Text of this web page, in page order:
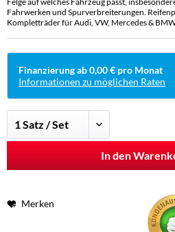
Fahrwerken und Spurverbreiterungen.
Kompletträder für Audi, VW, Mercedes &
Finanzierung ab 0,00 € pro Monat
Informationen zu möglichen Raten
In den
Merken